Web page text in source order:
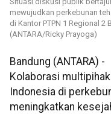
mewujudkan perkebunan
di Kantor PTPN 1 Regional
(ANTARA/Ricky Prayoga)
Bandung (ANTARA) -
Kolaborasi
Indonesia di
meningkatkan